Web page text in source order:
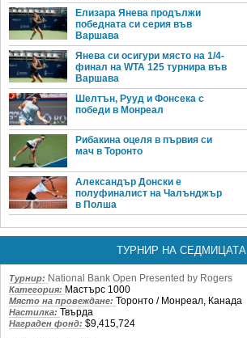
Елизара Янева продължи
победната си серия във
Варшава
Янева си осигури място на 1/4-
финал на WTA 125 турнира във
Варшава
Шелтън, Рууд и Фонсека с
победи в Монреал
Рибакина оцеля в първия си
мач в Торонто
Александър Донски е
полуфиналист на Чалънджър
в Полша
ТУРНИР НА СЕДМИЦАТА
Турнир: National Bank Open Presented by Rogers
Категория: Мастърс 1000
Място на провеждане: Торонто / Монреал, Канада
Настилка: Твърда
Награден фонд: $9,415,724